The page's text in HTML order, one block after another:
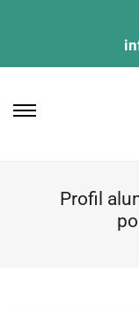
Profil